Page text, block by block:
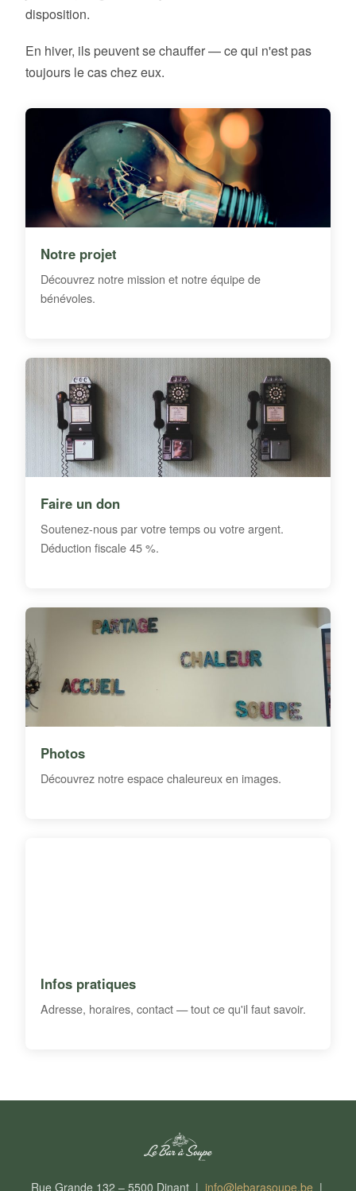
disposition.
En hiver, ils peuvent se chauffer — ce qui n'est pas
toujours le cas chez eux.
Notre projet
Découvrez notre mission et notre équipe de
bénévoles.
Faire un don
Soutenez-nous par votre temps ou votre argent.
Déduction fiscale 45 %.
Photos
Découvrez notre espace chaleureux en images.
Infos pratiques
Adresse, horaires, contact — tout ce qu'il faut savoir.
Rue Grande 132 – 5500 Dinant | info@lebarasoupe.be|